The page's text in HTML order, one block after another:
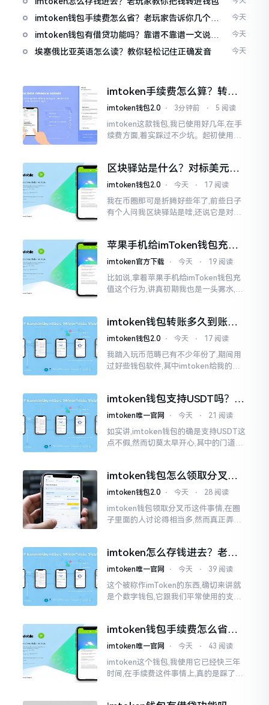
imtoken钱包手续费怎么省？老玩家告诉你几个实
在招
今天
imtoken钱包有借贷功能吗？靠谱不靠谱一文说清
楚
今天
埃塞俄比亚英语怎么读？教你轻松记住正确发音 今天
imtoken手续费怎么算？转账
和交易所差别大了
imtoken钱包2.0 ⋅ 3分钟前 ⋅ 5 阅读
imtoken这款钱包,我已使用好几年,在手
续费方面,着实踩过不少坑。起初使用时,
明白
区块驿站是什么？对标美元的
ETH到底咋回事
imtoken钱包2.0 ⋅ 今天 ⋅ 17 阅读
我在币圈那可是折腾好些年了,前些日子
有个人问我区块驿站是啥,还说它是对标
找了些资料
苹果手机给imToken钱包充
值，这几步别搞错
imtoken官方下载 ⋅ 今天 ⋅ 19 阅读
比如说,拿着苹果手机给imToken钱包充
值这个行为,讲真初期我也是一头雾水,搞
imtoken钱包转账多久到账？
一文说清楚
imtoken钱包2.0 ⋅ 今天 ⋅ 17 阅读
我踏入玩币范畴已有不少年份了,期间用
过好些钱包软件,其中imtoken给我的整
imtoken钱包支持USDT吗？转
账提现全攻略
imtoken唯一官网 ⋅ 今天 ⋅ 21 阅读
如实讲,imtoken钱包的确是支持USDT这
点不假,然而切莫太早开心,其中的门道是
费高得主子心疼
imtoken钱包怎么领取分叉
币？老手教你避坑
imtoken钱包2.0 ⋅ 今天 ⋅ 28 阅读
imtoken钱包领取分叉币这件事情,在圈
子里面的人讨论得相当多,然而真正弄明
imtoken怎么存钱进去？老玩
家教你把钱转进钱包
imtoken唯一官网 ⋅ 今天 ⋅ 39 阅读
这个被称作imToken的东西,确切来讲就
是个数字钱包,它跟我们平常使用的支付
时候都会陷入困惑
imtoken钱包手续费怎么省？
老玩家告诉你几个实在招
imtoken唯一官网 ⋅ 今天 ⋅ 43 阅读
imtoken这个钱包,我使用它已经快三年
时间,在手续费这件事情上,真的是踩了好